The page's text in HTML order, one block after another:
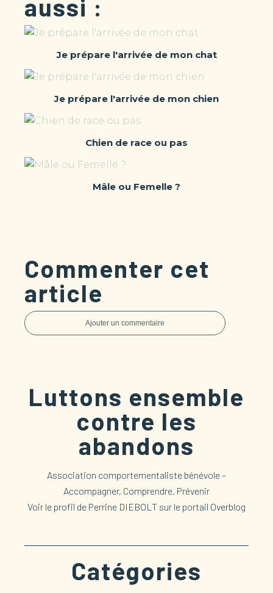
aussi :
Je prépare l'arrivée de mon chat
Je prépare l'arrivée de mon chien
Chien de race ou pas
Mâle ou Femelle ?
Commenter cet
article
Ajouter un commentaire
Catégories
Luttons ensemble
contre les
abandons
Association comportementaliste bénévole –
Accompagner, Comprendre, Prévenir
Voir le profil de Perrine DIEBOLT sur le portail Overblog